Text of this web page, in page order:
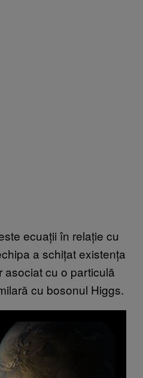
ecuații în relație cu
a schițat existența
asociat cu o particulă
cu bosonul Higgs.